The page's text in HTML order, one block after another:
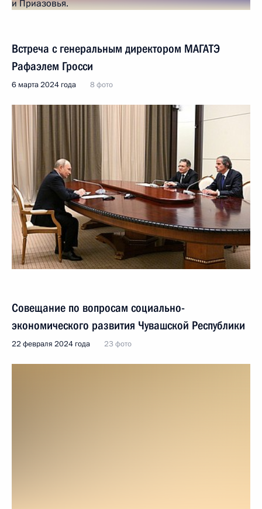
Встреча с генеральным директором МАГАТЭ
Рафаэлем Гросси
6 марта 2024 года 8 фото
Совещание по вопросам социально-
экономического развития Чувашской Республики
22 февраля 2024 года 23 фото